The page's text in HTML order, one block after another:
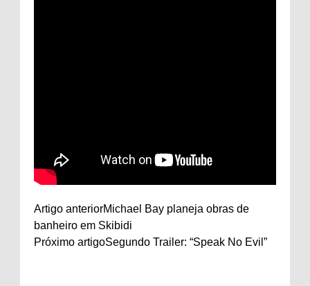
Artigo anteriorMichael Bay planeja obras de
banheiro em Skibidi
Próximo artigoSegundo Trailer: “Speak No Evil”